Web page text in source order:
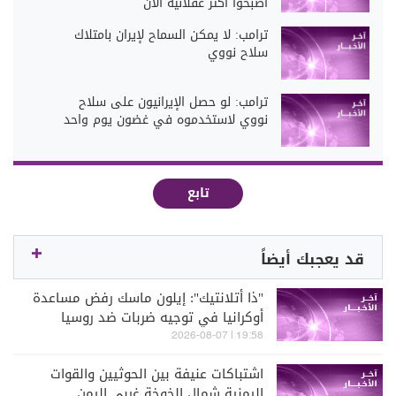
ترامب: لا يمكن السماح لإيران بامتلاك
سلاح نووي
ترامب: لو حصل الإيرانيون على سلاح
نووي لاستخدموه في غضون يوم واحد
تابع
قد يعجبك أيضاً
"ذا أتلانتيك": إيلون ماسك رفض مساعدة
أوكرانيا في توجيه ضربات ضد روسيا
19:58 | 2026-08-07
اشتباكات عنيفة بين الحوثيين والقوات